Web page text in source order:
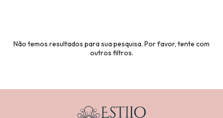
Não temos resultados para sua pesquisa. Por favor, tente com
outros filtros.